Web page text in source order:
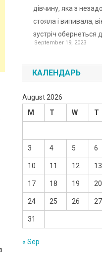
дівчину, яка з
стояла і випивала,
зустріч обернеться
September 19, 2023
КАЛЕНДАРЬ
August 2026
M
T W T
3 4 5 6
10 11 12 13
17 18 19 20
24 25 26 27
31
« Sep